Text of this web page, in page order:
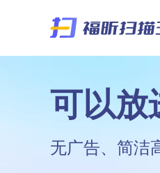
可以放
无广告、简洁